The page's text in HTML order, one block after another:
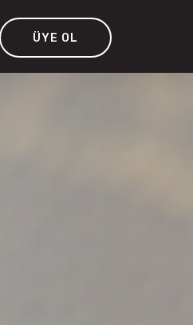
ÜYE OL